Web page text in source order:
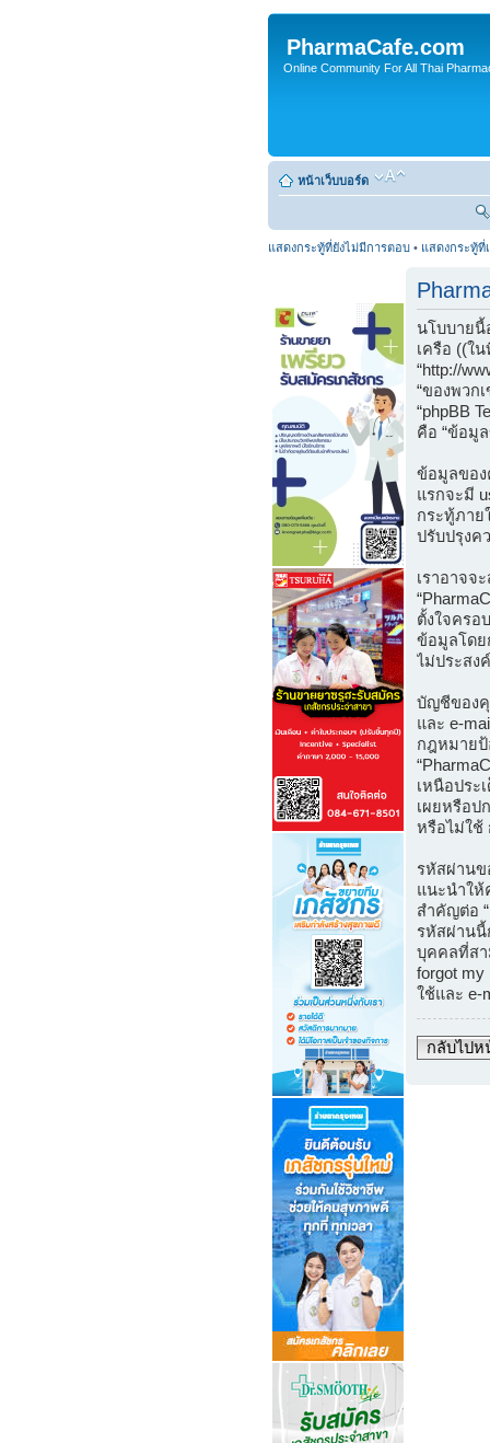
PharmaCafe.com
Online Community For All Thai
หน้าเว็บบอร์ด
แสดงกระทู้ที่ยังไม่มีการตอบ • แสดงกระทู้ที่
นโบบายนี้
เครือ ((ใน
“http://
“ของพวกเ
“phpBB
คือ “ข้อมู
ข้อมูลของ
แรกจะมี
กระทู้ภาย
ปรับปรุงค
เราอาจจ
ตั้งใจครอ
ข้อมูลโดย
ไม่ประสง
บัญชีของคุ
และ e-
กฎหมายป้
เหนือประ
เผยหรือ
หรือไม่ใช้
รหัสผ่านข
แนะนำใ
สำคัญต่อ
รหัสผ่านนี้
บุคคลที่ส
forgot
ใช้และ e-
กลับไปห